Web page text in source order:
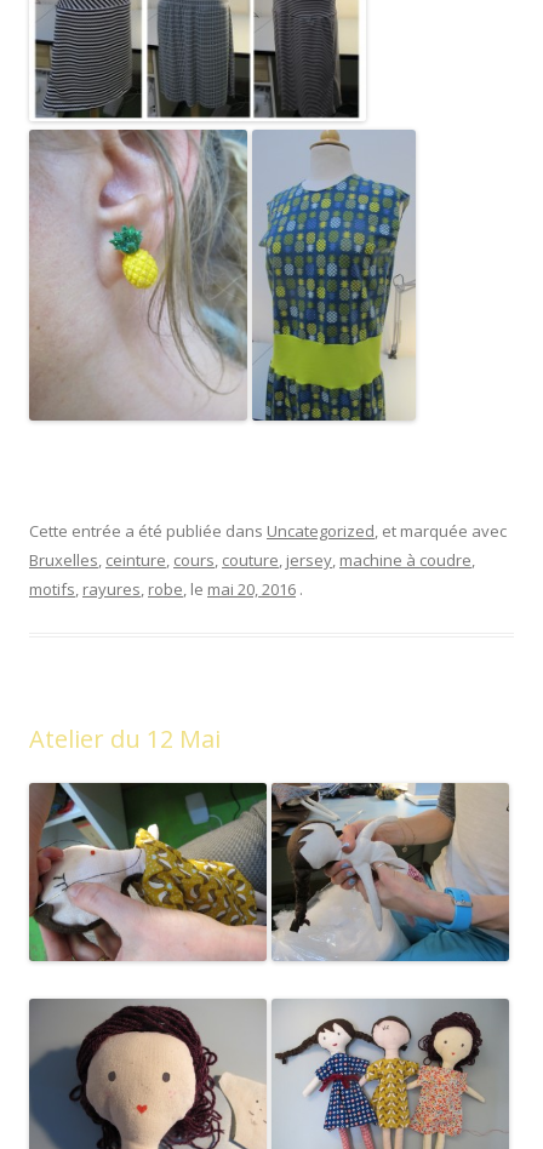
Cette entrée a été publiée dans Uncategorized, et marquée avec
Bruxelles, ceinture, cours, couture, jersey, machine à coudre,
motifs, rayures, robe, le mai 20, 2016 .
Atelier du 12 Mai